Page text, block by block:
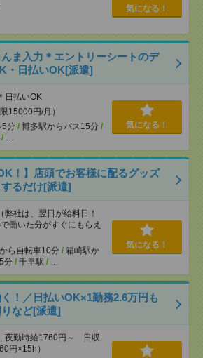
気になる！
ま入力＊エントリーシートのデ
・日払いOK[派遣]
払いOK
15000円/月）
5分 / 博多駅からバス15分 /
/ …
気になる！
！】店頭でお客様に配るグッズ
るだけ[派遣]
弊社は、翌日が給料日！
働いた分がすぐにもらえ
ら自転車10分 / 箱崎駅か
分 / 千早駅 / …
気になる！
！／日払いOK×1勤務2.6万円も
など[派遣]
夜勤時給1760円～ 日収
円×15h）